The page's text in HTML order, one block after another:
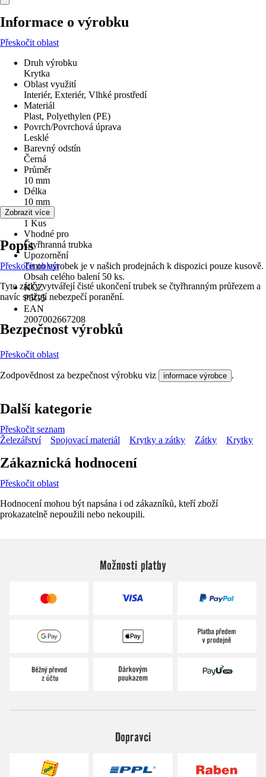
Informace o výrobku
Přeskočit oblast
Druh výrobku
Krytka
Oblast využití
Interiér, Exteriér, Vlhké prostředí
Materiál
Plast, Polyethylen (PE)
Povrch/Povrchová úprava
Lesklé
Barevný odstín
Černá
Průměr
10 mm
Délka
10 mm
Obsah
1 Kus
Vhodné pro
Čtyřhranná trubka
Upozornění
Tento výrobek je v našich prodejnách k dispozici pouze kusově.
Obsah celého balení 50 ks.
KČZ
P5G5
EAN
2007002667208
Zobrazit více
Popis
Přeskočit oblast
Tyto zátky vytvářejí čisté ukončení trubek se čtyřhranným průřezem a
navíc snižují nebezpečí poranění.
Bezpečnost výrobků
Přeskočit oblast
Zodpovědnost za bezpečnost výrobku viz informace výrobce .
Další kategorie
Přeskočit seznam
Železářství
Spojovací materiál Krytky a zátky Zátky Krytky
Zákaznická hodnocení
Přeskočit oblast
Hodnocení mohou být napsána i od zákazníků, kteří zboží
prokazatelně nepoužili nebo nekoupili.
Možnosti platby
Dopravci